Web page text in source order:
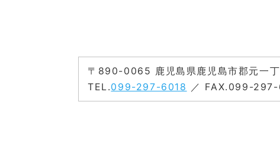
〒890-0065 鹿児島県鹿児島市郡元一
TEL.099-297-6018 ／ FAX.099-297-